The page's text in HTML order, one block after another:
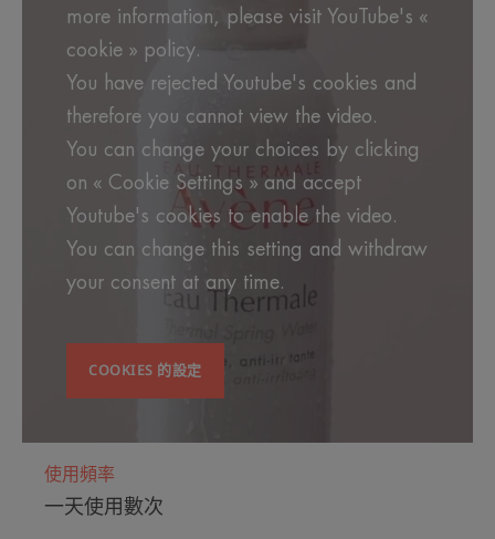
more information, please visit YouTube's «
cookie » policy.
You have rejected Youtube's cookies and
therefore you cannot view the video.
You can change your choices by clicking
on « Cookie Settings » and accept
Youtube's cookies to enable the video.
You can change this setting and withdraw
your consent at any time.
COOKIES 的設定
使用頻率
一天使用數次